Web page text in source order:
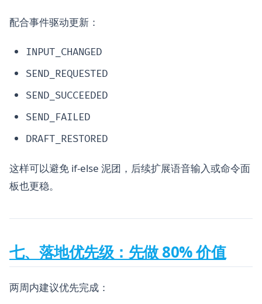
配合事件驱动更新：
INPUT_CHANGED
SEND_REQUESTED
SEND_SUCCEEDED
SEND_FAILED
DRAFT_RESTORED
这样可以避免 if-else 泥团，后续扩展语音输入或命令面
板也更稳。
七、落地优先级：先做 80% 价值
两周内建议优先完成：